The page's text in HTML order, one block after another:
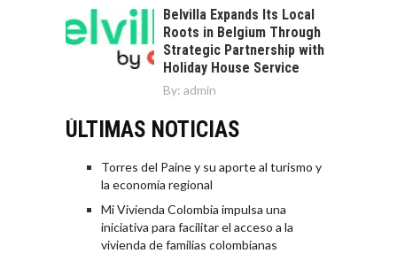
Belvilla Expands Its Local
Roots in Belgium Through
Strategic Partnership with
Holiday House Service
By: admin
ÚLTIMAS NOTICIAS
Torres del Paine y su aporte al turismo y
la economía regional
Mi Vivienda Colombia impulsa una
iniciativa para facilitar el acceso a la
vivienda de familias colombianas